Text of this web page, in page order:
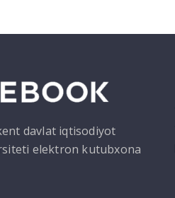
davlat iqtisodiyot
elektron kutubxona